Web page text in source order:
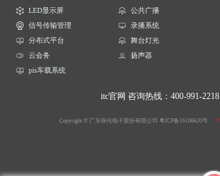
LED显示屏
公共广播
信号传输管理
录播系统
分布式平台
舞台灯光
云会务
扬声器
pis车载系统
itc官网 咨询热线：400-991-2218
Copyright © 广东保伦电子股份有限公司 粤ICP备16106620号